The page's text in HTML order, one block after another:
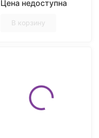
Цена недоступна
В корзину